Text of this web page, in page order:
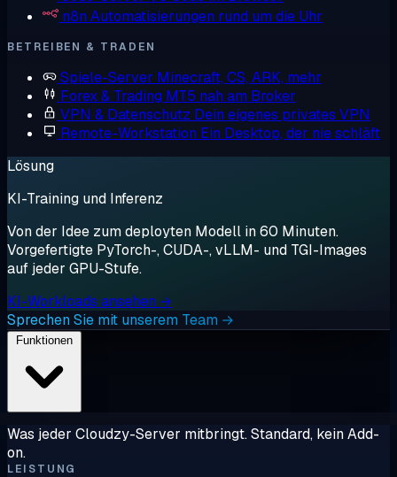
n8n Automatisierungen rund um die Uhr
BETREIBEN & TRADEN
Spiele-Server Minecraft, CS, ARK, mehr
Forex & Trading MT5 nah am Broker
VPN & Datenschutz Dein eigenes privates VPN
Remote-Workstation Ein Desktop, der nie schläft
Lösung
KI-Training und Inferenz
Von der Idee zum deployten Modell in 60 Minuten.
Vorgefertigte PyTorch-, CUDA-, vLLM- und TGI-Images
auf jeder GPU-Stufe.
KI-Workloads ansehen →
Sprechen Sie mit unserem Team →
Was jeder Cloudzy-Server mitbringt. Standard, kein Add-
on.
LEISTUNG